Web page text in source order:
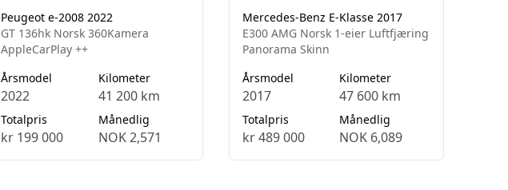
Peugeot e-2008 2022
GT 136hk Norsk 360Kamera
AppleCarPlay ++
Årsmodel
2022
Kilometer
41 200 km
Totalpris
kr 199 000
Månedlig
NOK 2,571
Mercedes-Benz E-Klasse 2017
E300 AMG Norsk 1-eier Luftfjæring
Panorama Skinn
Årsmodel
2017
Kilometer
47 600 km
Totalpris
kr 489 000
Månedlig
NOK 6,089